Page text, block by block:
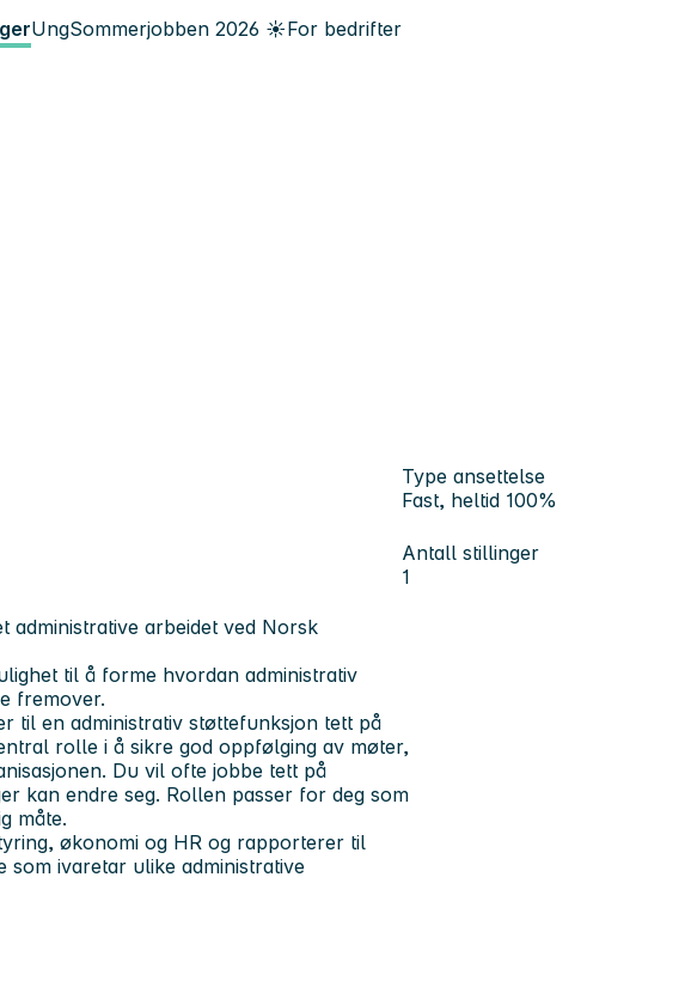
UngSommerjobben 2026 ☀️For bedrifter
Type ansettelse
Fast, heltid 100%
Antall stillinger
1
arbeidet ved Norsk
til å forme hvordan administrativ
fremover.
til en administrativ støttefunksjon tett på
rolle i å sikre god oppfølging av møter,
Du vil ofte jobbe tett på
kan endre seg. Rollen passer for deg som
måte.
økonomi og HR og rapporterer til
som ivaretar ulike administrative